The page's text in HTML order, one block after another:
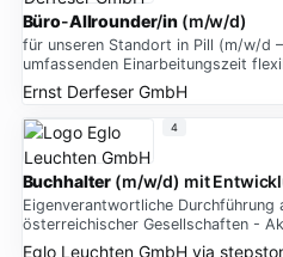
Büro-Allrounder/in (m/w/d)
für unseren Standort in Pill (m/w/d
umfassenden Einarbeitungszeit
Ernst Derfeser GmbH
Buchhalter (m/w/d) mit
Eigenverantwortliche
österreichischer Gesellschaften -
Eglo Leuchten GmbHvia
4